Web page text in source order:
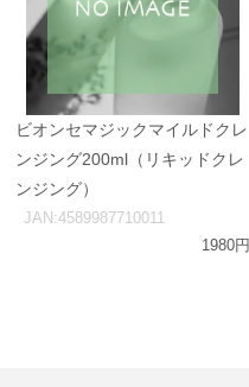
ビオンセマジックマイルドクレ
ンジング200ml（リキッドクレ
ンジング）
JAN:4589987710011
1980円